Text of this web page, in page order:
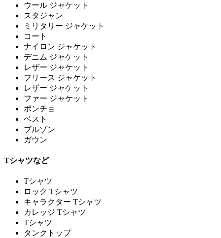
ウール ジャケット
スタジャン
ミリタリー ジャケット
コート
ナイロン ジャケット
デニム ジャケット
レザー ジャケット
フリース ジャケット
レザー ジャケット
ファー ジャケット
ポンチョ
ベスト
ブルゾン
ガウン
Tシャツなど
Tシャツ
ロック Tシャツ
キャラクター Tシャツ
カレッジ Tシャツ
Tシャツ
タンクトップ